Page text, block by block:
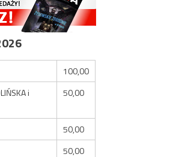
100,00
i
50,00
50,00
50,00